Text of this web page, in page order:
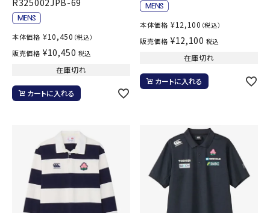
本体価格 ¥10,450 （税込）
販売価格 ¥10,450 税込
在庫切れ
カートに入れる
本体価格 ¥12,100 （税込）
販売価格 ¥12,100 税込
在庫切れ
カートに入れる